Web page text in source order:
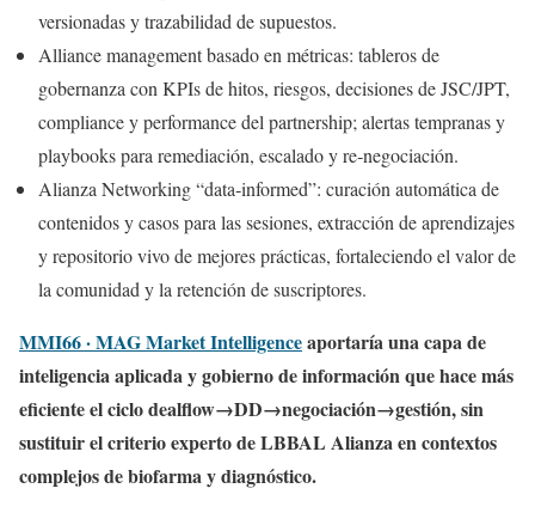
versionadas y trazabilidad de supuestos.
Alliance management basado en métricas: tableros de
gobernanza con KPIs de hitos, riesgos, decisiones de JSC/JPT,
compliance y performance del partnership; alertas tempranas y
playbooks para remediación, escalado y re‑negociación.
Alianza Networking “data‑informed”: curación automática de
contenidos y casos para las sesiones, extracción de aprendizajes
y repositorio vivo de mejores prácticas, fortaleciendo el valor de
la comunidad y la retención de suscriptores.
MMI66 · MAG Market Intelligenceaportaría una capa de
inteligencia aplicada y gobierno de información que hace más
eficiente el ciclo dealflow→DD→negociación→gestión, sin
sustituir el criterio experto de LBBAL Alianza en contextos
complejos de biofarma y diagnóstico.